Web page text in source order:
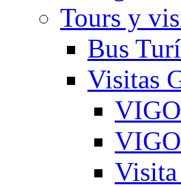
Tours y
Bus
Visitas
Visita